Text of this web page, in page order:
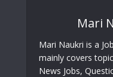
Mari
Mari Naukri is a
mainly covers
News Jobs,